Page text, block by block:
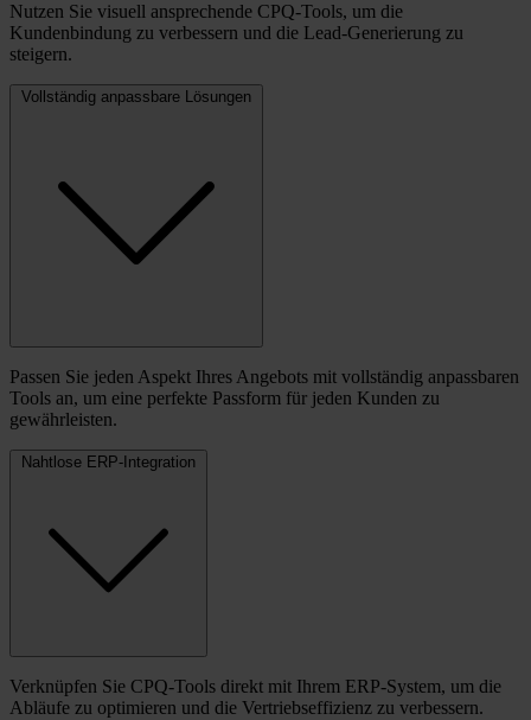
Nutzen Sie visuell ansprechende CPQ-Tools, um die
Kundenbindung zu verbessern und die Lead-Generierung zu
steigern.
Vollständig anpassbare Lösungen
Passen Sie jeden Aspekt Ihres Angebots mit vollständig anpassbaren
Tools an, um eine perfekte Passform für jeden Kunden zu
gewährleisten.
Nahtlose ERP-Integration
Verknüpfen Sie CPQ-Tools direkt mit Ihrem ERP-System, um die
Abläufe zu optimieren und die Vertriebseffizienz zu verbessern.